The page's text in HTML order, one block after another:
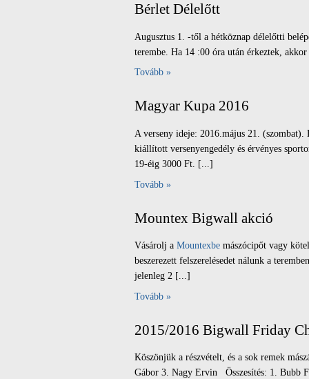
Bérlet Délelőtt
Augusztus 1. -től a hétköznap délelőtti
terembe. Ha 14 :00 óra után érkeztek,
Tovább »
Magyar Kupa 2016
A verseny ideje: 2016.május 21.
kiállított versenyengedély és érvényes
19-éig 3000 Ft. [...]
Tovább »
Mountex Bigwall akció
Vásárolj a Mountexbe mászócipőt vagy
beszerezett felszerelésedet nálunk a
jelenleg 2 [...]
Tovább »
2015/2016 Bigwall Friday
Köszönjük a részvételt, és a sok remek
Gábor 3. Nagy Ervin Összesítés: 1. Bubb